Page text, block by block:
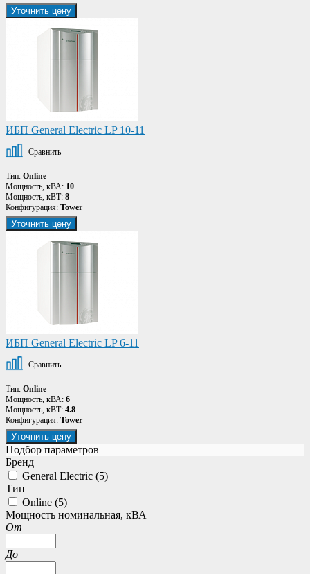
Уточнить цену
ИБП General Electric LP 10-11
Сравнить
Тип: Online
Мощность, кВА: 10
Мощность, кВТ: 8
Конфигурация: Tower
Уточнить цену
ИБП General Electric LP 6-11
Сравнить
Тип: Online
Мощность, кВА: 6
Мощность, кВТ: 4.8
Конфигурация: Tower
Уточнить цену
Подбор параметров
Бренд
General Electric (5)
Тип
Online (5)
Мощность номинальная, кВА
От
До